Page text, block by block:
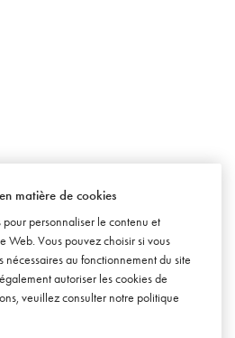
matière de cookies
personnaliser le contenu et
Web. Vous pouvez choisir si vous
nécessaires au fonctionnement du site
autoriser les cookies de
veuillez consulter notre politique